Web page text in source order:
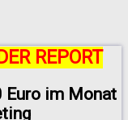
REPORT
Euro im Monat